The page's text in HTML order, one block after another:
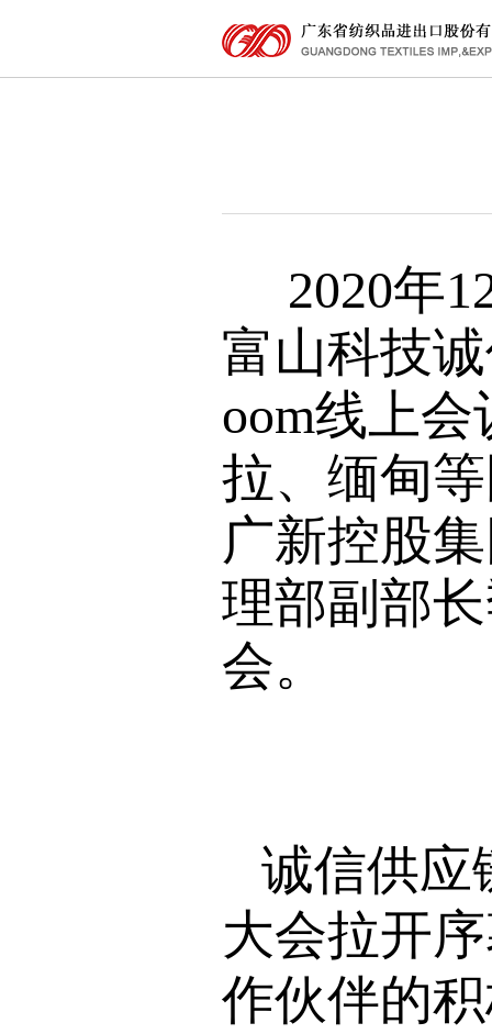
2020年
富山科技
oom线上
拉、缅甸
广新控股
理部副部
会。
诚信供应
大会拉开
作伙伴的